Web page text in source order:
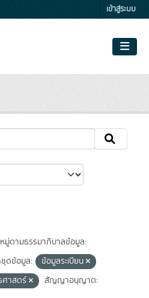
เข้าสู่ระบบ
มู่ตามธรรมาภิบาลข้อมูล:
ชุดข้อมูล:
ข้อมูลระเบียน
ศาสตร์
สัญญาอนุญาต: